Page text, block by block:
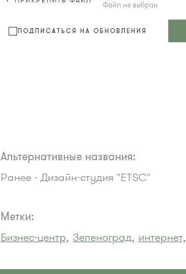
Файл не выбран
ПОДПИСАТЬСЯ НА ОБНОВЛЕНИЯ
Альтернативные названия:
Ранее - Дизайн-студия "ETSC"
Метки:
Бизнес-центр, Зеленоград, интернет,